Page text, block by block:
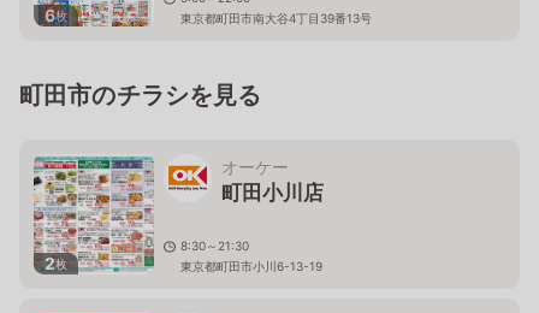
6枚
東京都町田市南大谷4丁目39番13号
町田市のチラシを見る
2枚
オーケー
町田小川店
8:30～21:30
東京都町田市小川6-13-19